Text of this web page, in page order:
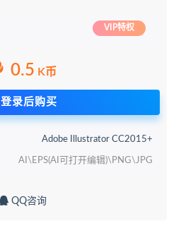
VIP特权
0.5 K币
登录后购买
Adobe Illustrator CC2015+
AI\EPS(AI可打开编辑)\PNG\JPG
QQ咨询